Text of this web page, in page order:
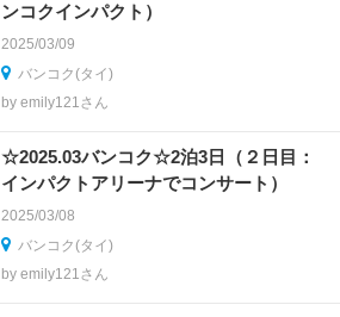
ンコクインパクト）
2025/03/09
バンコク(タイ)
by emily121さん
☆2025.03バンコク☆2泊3日（２日目：
インパクトアリーナでコンサート）
2025/03/08
バンコク(タイ)
by emily121さん